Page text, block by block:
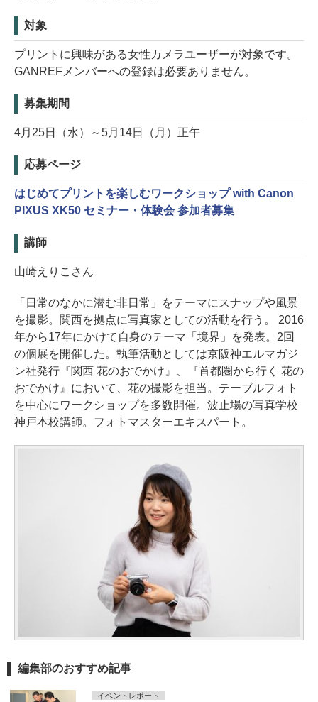
対象
プリントに興味がある女性カメラユーザーが対象です。
GANREFメンバーへの登録は必要ありません。
募集期間
4月25日（水）～5月14日（月）正午
応募ページ
はじめてプリントを楽しむワークショップ with Canon
PIXUS XK50 セミナー・体験会 参加者募集
講師
山崎えりこさん
「日常のなかに潜む非日常」をテーマにスナップや風景
を撮影。関西を拠点に写真家としての活動を行う。 2016
年から17年にかけて自身のテーマ「境界」を発表。2回
の個展を開催した。執筆活動としては京阪神エルマガジ
ン社発行『関西 花のおでかけ』、『首都圏から行く 花の
おでかけ』において、花の撮影を担当。テーブルフォト
を中心にワークショップを多数開催。波止場の写真学校
神戸本校講師。フォトマスターエキスパート。
編集部のおすすめ記事
イベントレポート